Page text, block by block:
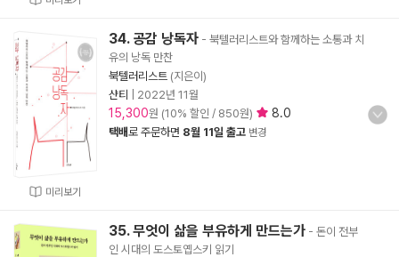
미리보기
34. 공감 낭독자 - 북텔러리스트와 함께하는 소통과 치
유의 낭독 만찬
북텔러리스트 (지은이)
샨티
2022년 11월
15,300원 (10% 할인 / 850원) 8.0
택배로 주문하면 8월 11일 출고 변경
35. 무엇이 삶을 부유하게 만드는가 - 돈이 전부
인 시대의 도스토옙스키 읽기